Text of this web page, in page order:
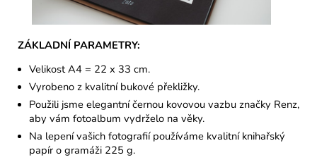
ZÁKLADNÍ PARAMETRY:
Velikost A4 = 22 x 33 cm.
Vyrobeno z kvalitní bukové překližky.
Použili jsme elegantní černou kovovou vazbu značky Renz,
aby vám fotoalbum vydrželo na věky.
Na lepení vašich fotografií používáme kvalitní knihařský
papír o gramáži 225 g.